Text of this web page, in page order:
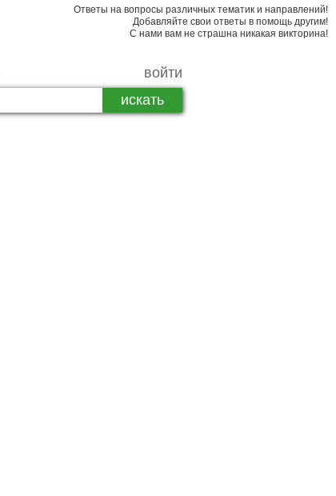
Ответы на вопросы различных тематик и направлений!
Добавляйте свои ответы в помощь другим!
С нами вам не страшна никакая викторина!
войти